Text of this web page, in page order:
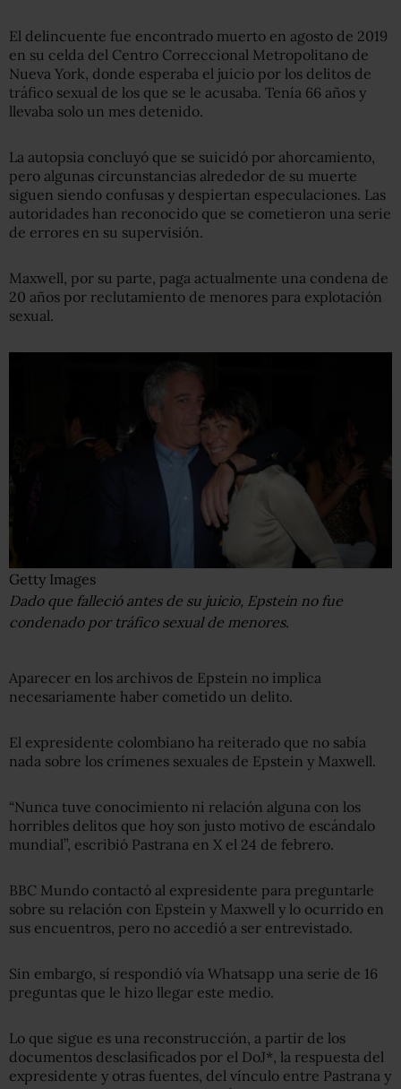
El delincuente fue encontrado muerto en agosto de 2019
en su celda del Centro Correccional Metropolitano de
Nueva York, donde esperaba el juicio por los delitos de
tráfico sexual de los que se le acusaba. Tenía 66 años y
llevaba solo un mes detenido.
La autopsia concluyó que se suicidó por ahorcamiento,
pero algunas circunstancias alrededor de su muerte
siguen siendo confusas y despiertan especulaciones. Las
autoridades han reconocido que se cometieron una serie
de errores en su supervisión.
Maxwell, por su parte, paga actualmente una condena de
20 años por reclutamiento de menores para explotación
sexual.
Getty Images
Dado que falleció antes de su juicio, Epstein no fue
condenado por tráfico sexual de menores.
Aparecer en los archivos de Epstein no implica
necesariamente haber cometido un delito.
El expresidente colombiano ha reiterado que no sabía
nada sobre los crímenes sexuales de Epstein y Maxwell.
“Nunca tuve conocimiento ni relación alguna con los
horribles delitos que hoy son justo motivo de escándalo
mundial”, escribió Pastrana en X el 24 de febrero.
BBC Mundo contactó al expresidente para preguntarle
sobre su relación con Epstein y Maxwell y lo ocurrido en
sus encuentros, pero no accedió a ser entrevistado.
Sin embargo, sí respondió vía Whatsapp una serie de 16
preguntas que le hizo llegar este medio.
Lo que sigue es una reconstrucción, a partir de los
documentos desclasificados por el DoJ*, la respuesta del
expresidente y otras fuentes, del vínculo entre Pastrana y